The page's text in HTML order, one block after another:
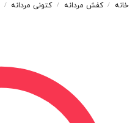
خانه / کفش مردانه / کتونی مردانه /